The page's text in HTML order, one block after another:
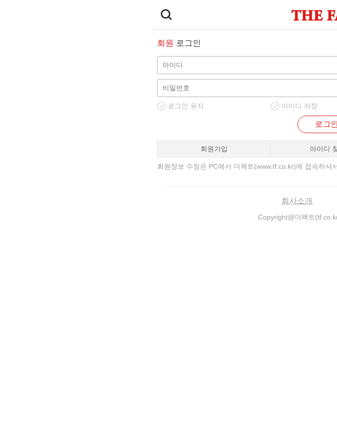
회원 로그인
로그인 유지 아이디 저장
로그인
회원가입 아이디
회원정보 수정은 PC에서 더팩트(www.tf.co.kr)에 접속하셔
회사소개
Copyright@더팩트